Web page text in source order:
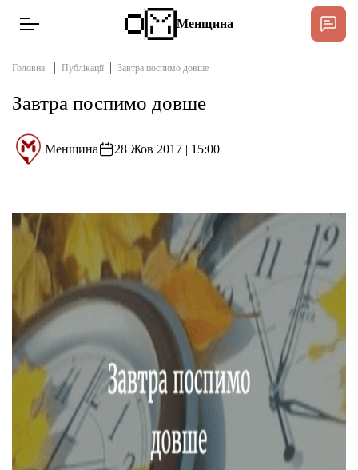
Тексти
Публікації
Про нас
Бюджет
Тендери
Довідник
Менщина
Головна Публікації Завтра поспимо довше
Завтра поспимо довше
Менщина 28 Жов 2017 | 15:00